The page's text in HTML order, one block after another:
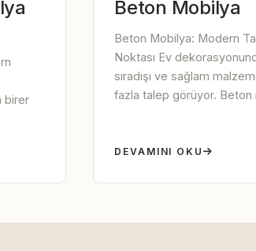
birer
Beton Mobilya
Beton Mobilya: Modern
Noktası Ev
sıradışı ve sağlam
fazla talep görüyor. Beton
DEVAMINI OKU